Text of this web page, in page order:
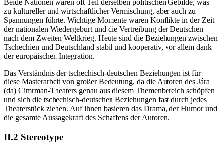
Beide Nationen waren oft Teil derselben politischen Gebilde, was
zu kultureller und wirtschaftlicher Vermischung, aber auch zu
Spannungen führte. Wichtige Momente waren Konflikte in der Zeit
der nationalen Wiedergeburt und die Vertreibung der Deutschen
nach dem Zweiten Weltkrieg. Heute sind die Beziehungen zwischen
Tschechien und Deutschland stabil und kooperativ, vor allem dank
der europäischen Integration.
Das Verständnis der tschechisch-deutschen Beziehungen ist für
diese Masterarbeit von großer Bedeutung, da die Autoren des Jára
(da) Cimrman-Theaters genau aus diesem Themenbereich schöpfen
und sich die tschechisch-deutschen Beziehungen fast durch jedes
Theaterstück ziehen. Auf ihnen basieren das Drama, der Humor und
die gesamte Aussagekraft des Schaffens der Autoren.
II.2 Stereotype